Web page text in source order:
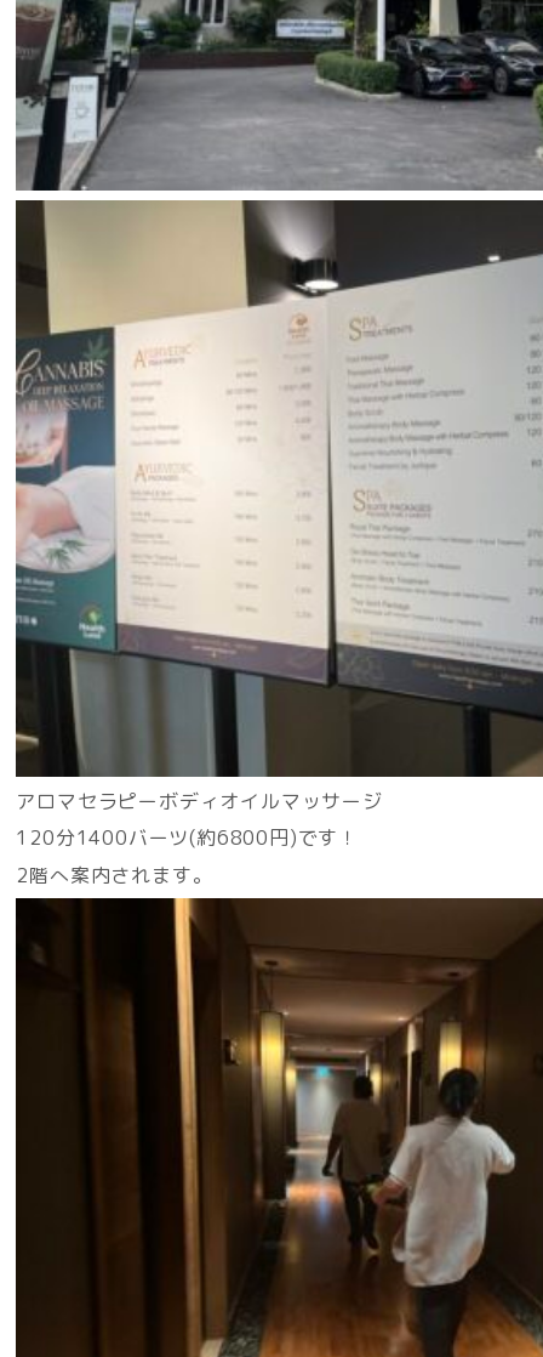
アロマセラピーボディオイルマッサージ
120分1400バーツ(約6800円)です！
2階へ案内されます。